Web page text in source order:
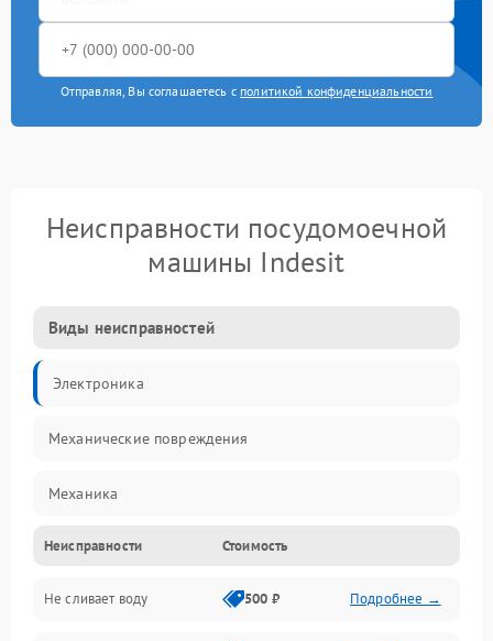
Отправляя, Вы соглашаетесь с политикой конфиденциальности
Неисправности посудомоечной
машины Indesit
Виды неисправностей
Электроника
Механические повреждения
Механика
Управление
Электропитание
Неисправности Стоимость
Не сливает воду 500 ₽ Подробнее →